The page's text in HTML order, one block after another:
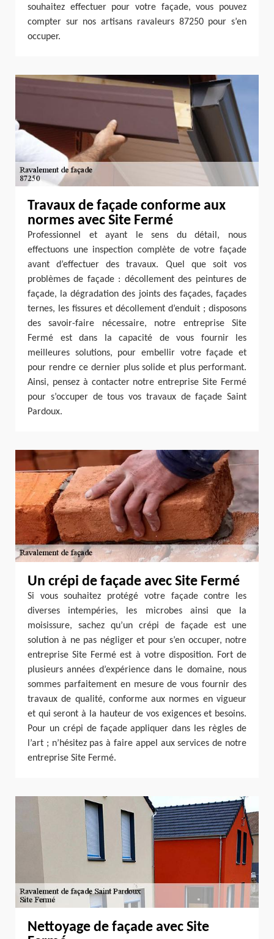
souhaitez effectuer pour votre façade, vous pouvez
compter sur nos artisans ravaleurs 87250 pour s’en
occuper.
Travaux de façade conforme aux
normes avec Site Fermé
Professionnel et ayant le sens du détail, nous
effectuons une inspection complète de votre façade
avant d’effectuer des travaux. Quel que soit vos
problèmes de façade : décollement des peintures de
façade, la dégradation des joints des façades, façades
ternes, les fissures et décollement d’enduit ; disposons
des savoir-faire nécessaire, notre entreprise Site
Fermé est dans la capacité de vous fournir les
meilleures solutions, pour embellir votre façade et
pour rendre ce dernier plus solide et plus performant.
Ainsi, pensez à contacter notre entreprise Site Fermé
pour s’occuper de tous vos travaux de façade Saint
Pardoux.
Un crépi de façade avec Site Fermé
Si vous souhaitez protégé votre façade contre les
diverses intempéries, les microbes ainsi que la
moisissure, sachez qu’un crépi de façade est une
solution à ne pas négliger et pour s’en occuper, notre
entreprise Site Fermé est à votre disposition. Fort de
plusieurs années d’expérience dans le domaine, nous
sommes parfaitement en mesure de vous fournir des
travaux de qualité, conforme aux normes en vigueur
et qui seront à la hauteur de vos exigences et besoins.
Pour un crépi de façade appliquer dans les règles de
l’art ; n’hésitez pas à faire appel aux services de notre
entreprise Site Fermé.
Nettoyage de façade avec Site